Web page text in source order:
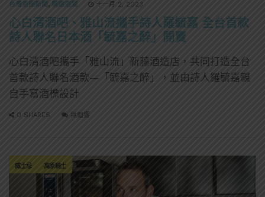
台灣酒圈新聞 , 精選酒聞 十一月 2, 2023
心白清酒吧、雅山流攜手詩人羅毓嘉 全台首款
詩人聯名日本酒「毓嘉之醉」開賣
心白清酒吧攜手「雅山流」新藤酒造店，共同打造全台
首款詩人聯名酒款—「毓嘉之醉」，並由詩人羅毓嘉親
自手寫酒標設計
0 SHARES 無迴響
威士忌 高原騎士